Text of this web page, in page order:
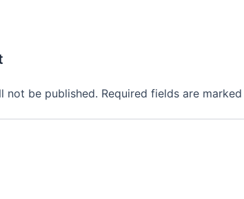
not be published. Required fields are marked